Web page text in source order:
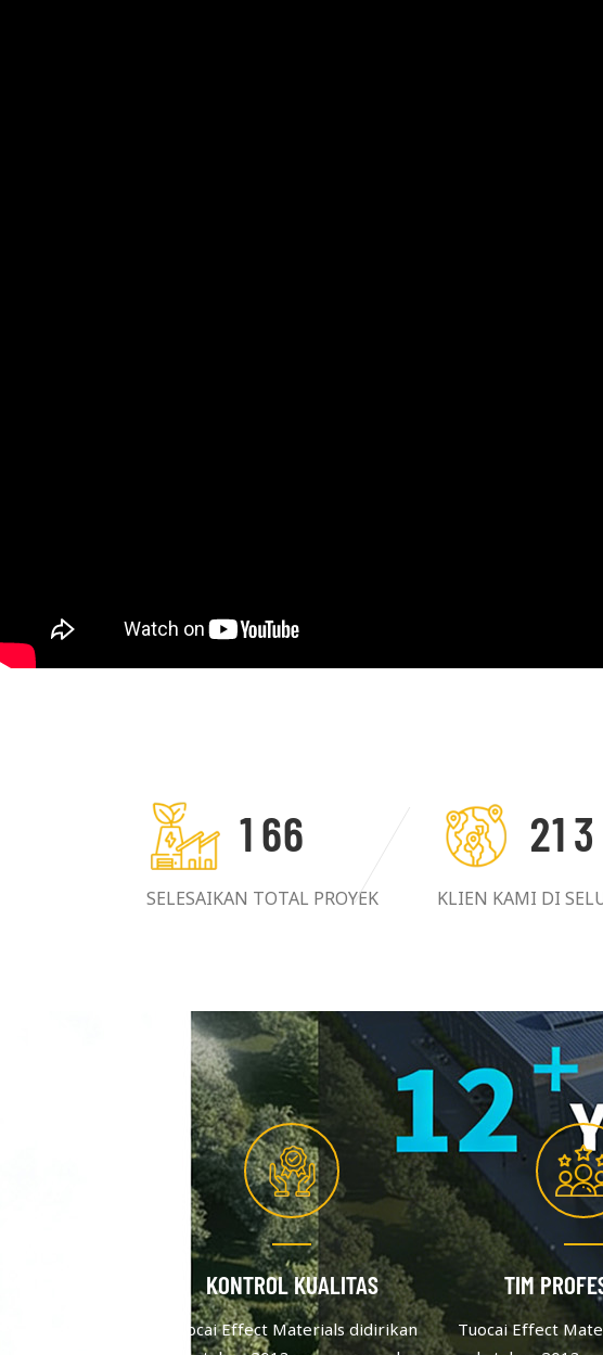
166
SELESAIKAN TOTAL PROYEK
213
KLIEN KAMI DI
KONTROL KUALITAS
Tuocai Effect Materials didirikan
TIM
Tuocai Effect